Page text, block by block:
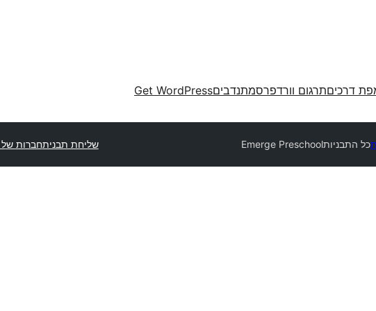
דרכיםתרגום וורדפרסמתנדביםGet WordPress
כל התבניותEmerge Preschool שליחת תבניתחברות של